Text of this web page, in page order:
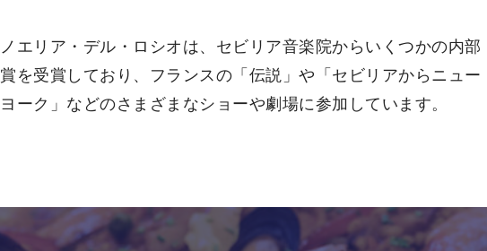
ノエリア・デル・ロシオは、セビリア音楽院からいくつかの内部
賞を受賞しており、フランスの「伝説」や「セビリアからニュー
ヨーク」などのさまざまなショーや劇場に参加しています。